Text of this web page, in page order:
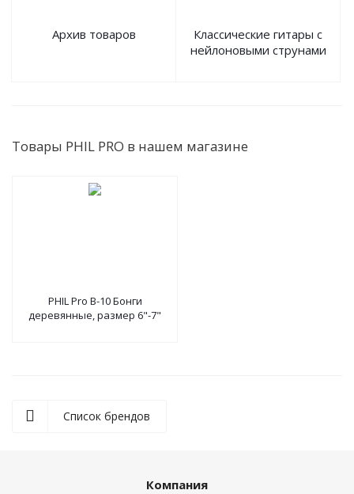
Архив товаров
Классические гитары с
нейлоновыми струнами
Товары PHIL PRO в нашем магазине
PHIL Pro B-10 Бонги
деревянные, размер 6"-7"
Список брендов
Компания